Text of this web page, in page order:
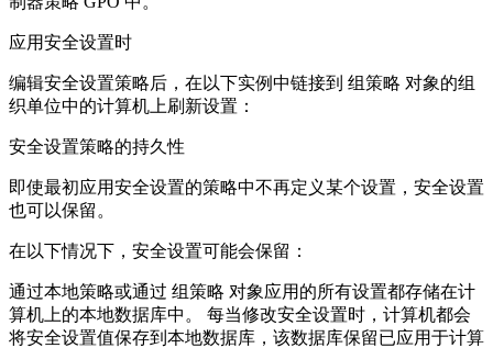
应用安全设置时
编辑安全设置策略后，在以下实例中链接到 组策略 对象的组
织单位中的计算机上刷新设置：
安全设置策略的持久性
即使最初应用安全设置的策略中不再定义某个设置，安全设置
也可以保留。
在以下情况下，安全设置可能会保留：
通过本地策略或通过 组策略 对象应用的所有设置都存储在计
算机上的本地数据库中。 每当修改安全设置时，计算机都会
将安全设置值保存到本地数据库，该数据库保留已应用于计算